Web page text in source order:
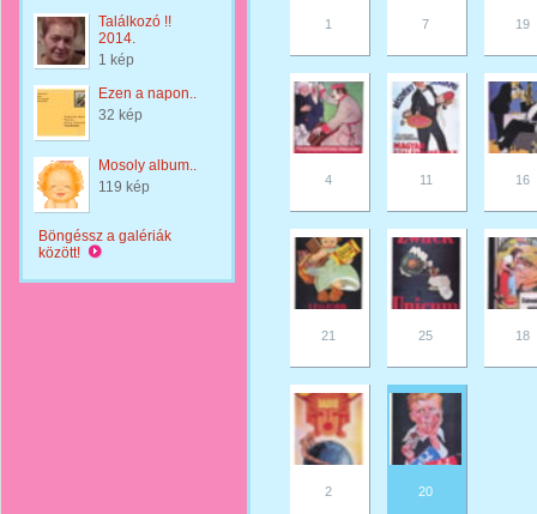
Találkozó !!
2014.
1 kép
Ezen a napon..
32 kép
Mosoly album..
119 kép
Böngéssz a galériák
között!
1 7 19
4 11 16
21 25 18
2 20